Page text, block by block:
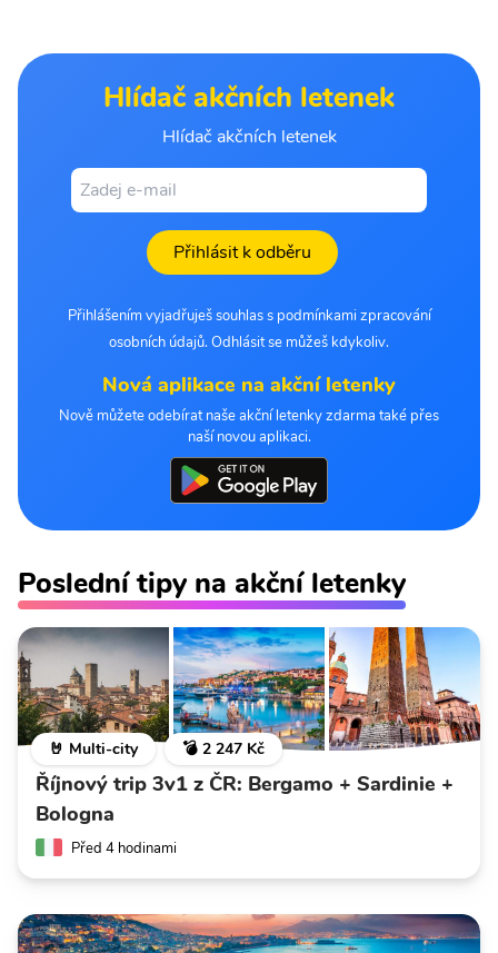
Hlídač akčních letenek
Hlídač akčních letenek
Přihlásit k odběru
Přihlášením vyjadřuješ souhlas s podmínkami zpracování
osobních údajů. Odhlásit se můžeš kdykoliv.
Nová aplikace na akční letenky
Nově můžete odebírat naše akční letenky zdarma také přes
naší novou aplikaci.
Poslední tipy na akční letenky
🤘 Multi-city 💣 2 247 Kč
Říjnový trip 3v1 z ČR: Bergamo + Sardinie +
Bologna
Před 4 hodinami